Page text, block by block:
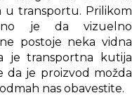
u transportu. Prilikom
je da vizuelno
postoje neka vidna
je transportna kutija
da je proizvod možda
nas obavestite.